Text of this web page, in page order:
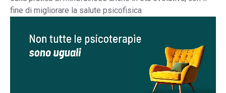
fine di migliorare la salute psicofisica